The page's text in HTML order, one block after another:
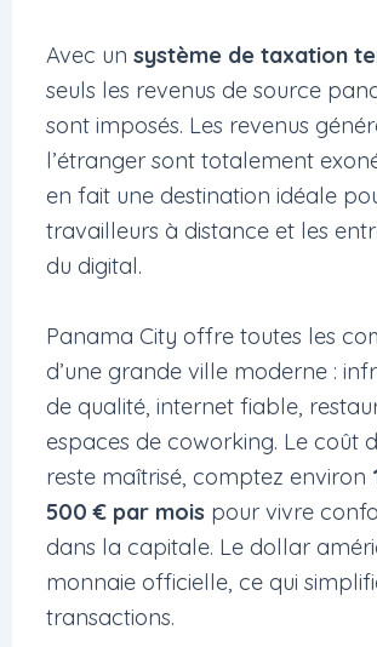
Avec unsystème de taxation
seuls les revenus de source
sont imposés. Les revenus
l’étranger sont totalement
en fait une destination idéale
travailleurs à distance et les
du digital.
Panama City offre toutes les
d’une grande ville moderne :
de qualité, internet fiable,
espaces de coworking. Le coût
reste maîtrisé, comptez environ
500 € par mois pour vivre
dans la capitale. Le dollar
monnaie officielle, ce qui
transactions.